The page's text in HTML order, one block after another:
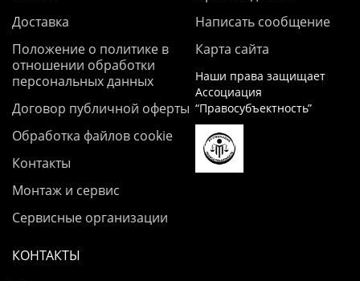
Доставка
Положение о политике в
отношении обработки
персональных данных
Договор публичной оферты
Обработка файлов cookie
Контакты
Монтаж и сервис
Сервисные организации
Написать сообщение
Карта сайта
Наши права защищает
Ассоциация
“Правосубъектность”
КОНТАКТЫ